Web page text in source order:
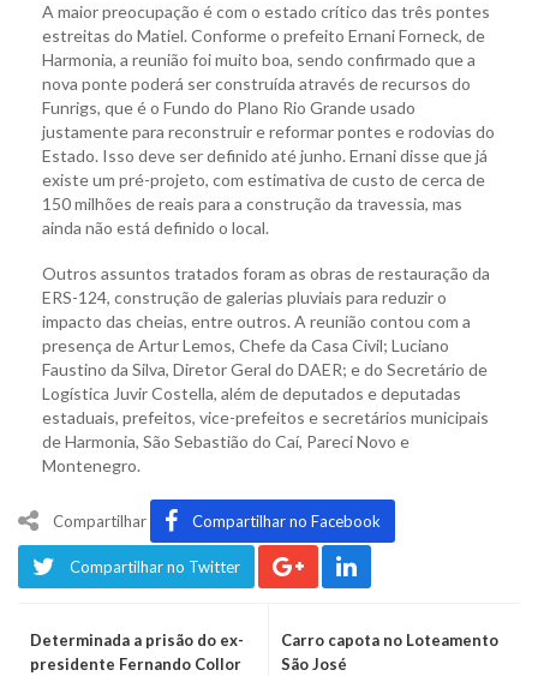
A maior preocupação é com o estado crítico das três pontes
estreitas do Matiel. Conforme o prefeito Ernani Forneck, de
Harmonia, a reunião foi muito boa, sendo confirmado que a
nova ponte poderá ser construída através de recursos do
Funrigs, que é o Fundo do Plano Rio Grande usado
justamente para reconstruir e reformar pontes e rodovias do
Estado. Isso deve ser definido até junho. Ernani disse que já
existe um pré-projeto, com estimativa de custo de cerca de
150 milhões de reais para a construção da travessia, mas
ainda não está definido o local.
Outros assuntos tratados foram as obras de restauração da
ERS-124, construção de galerias pluviais para reduzir o
impacto das cheias, entre outros. A reunião contou com a
presença de Artur Lemos, Chefe da Casa Civil; Luciano
Faustino da Silva, Diretor Geral do DAER; e do Secretário de
Logística Juvir Costella, além de deputados e deputadas
estaduais, prefeitos, vice-prefeitos e secretários municipais
de Harmonia, São Sebastião do Caí, Pareci Novo e
Montenegro.
Compartilhar Compartilhar no Facebook
Compartilhar no Twitter
Determinada a prisão do ex-
presidente Fernando Collor
Carro capota no Loteamento
São José